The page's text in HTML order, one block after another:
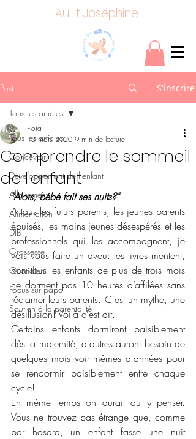
Au lit Joséphine!
Post S'inscrire
Tous les articles
Concevoir
Développement de l'enfant
Allaitement
Alimentation
DIB
Grossesse
Quotidien
Focus sur papa
Soutien à la parentalité
Tous les articles
Comprendre le sommeil
de l'enfant
Flora
13 mars 2020 9 min de lecture
"Alors, bébé fait ses nuits?"
A tous les futurs parents, les jeunes parents
épuisés, les moins jeunes désespérés et les
professionnels qui les accompagnent, je
vais vous faire un aveu: les livres mentent,
non tous les enfants de plus de trois mois
ne dorment pas 10 heures d’affilées sans
réclamer leurs parents. C'est un mythe, une
désillusion! Voilà c'est dit.
Certains enfants dormiront paisiblement
dès la maternité, d'autres auront besoin de
quelques mois voir mêmes d'années pour
se rendormir paisiblement entre chaque
cycle!
En même temps on aurait du y penser.
Vous ne trouvez pas étrange que, comme
par hasard, un enfant fasse une nuit